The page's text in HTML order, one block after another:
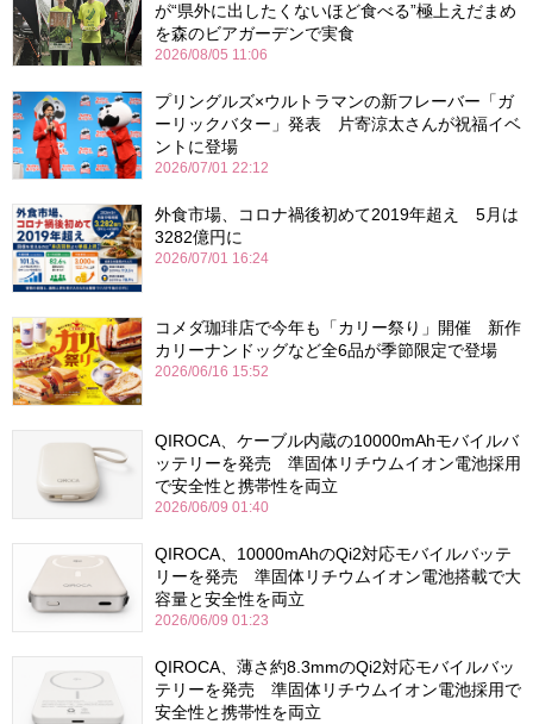
が“県外に出したくないほど食べる”極上えだまめ
を森のビアガーデンで実食
2026/08/05 11:06
プリングルズ×ウルトラマンの新フレーバー「ガ
ーリックバター」発表 片寄涼太さんが祝福イベ
ントに登場
2026/07/01 22:12
外食市場、コロナ禍後初めて2019年超え 5月は
3282億円に
2026/07/01 16:24
コメダ珈琲店で今年も「カリー祭り」開催 新作
カリーナンドッグなど全6品が季節限定で登場
2026/06/16 15:52
QIROCA、ケーブル内蔵の10000mAhモバイルバ
ッテリーを発売 準固体リチウムイオン電池採用
で安全性と携帯性を両立
2026/06/09 01:40
QIROCA、10000mAhのQi2対応モバイルバッテ
リーを発売 準固体リチウムイオン電池搭載で大
容量と安全性を両立
2026/06/09 01:23
QIROCA、薄さ約8.3mmのQi2対応モバイルバッ
テリーを発売 準固体リチウムイオン電池採用で
安全性と携帯性を両立